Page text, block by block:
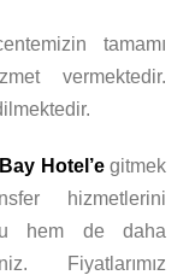
tamamı
vermektedir.
Hotel’e gitmek
hizmetlerini
hem de daha
Fiyatlarımız